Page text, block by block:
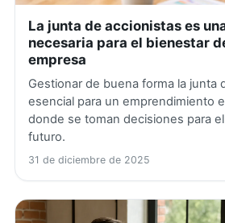
La junta de accionistas es
necesaria para el bienestar
empresa
Gestionar de buena forma la junta
esencial para un emprendimiento
donde se toman decisiones para
futuro.
31 de diciembre de 2025